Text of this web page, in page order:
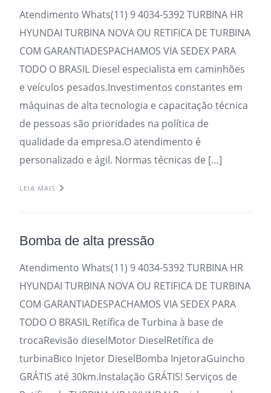
Atendimento Whats(11) 9 4034-5392 TURBINA HR
HYUNDAI TURBINA NOVA OU RETIFICA DE TURBINA
COM GARANTIADESPACHAMOS VIA SEDEX PARA
TODO O BRASIL Diesel especialista em caminhões
e veículos pesados.Investimentos constantes em
máquinas de alta tecnologia e capacitação técnica
de pessoas são prioridades na política de
qualidade da empresa.O atendimento é
personalizado e ágil. Normas técnicas de […]
LEIA MAIS
Bomba de alta pressão
Atendimento Whats(11) 9 4034-5392 TURBINA HR
HYUNDAI TURBINA NOVA OU RETIFICA DE TURBINA
COM GARANTIADESPACHAMOS VIA SEDEX PARA
TODO O BRASIL Retífica de Turbina à base de
trocaRevisão dieselMotor DieselRetífica de
turbinaBico Injetor DieselBomba InjetoraGuincho
GRÁTIS até 30km.Instalação GRÁTIS! Serviços de